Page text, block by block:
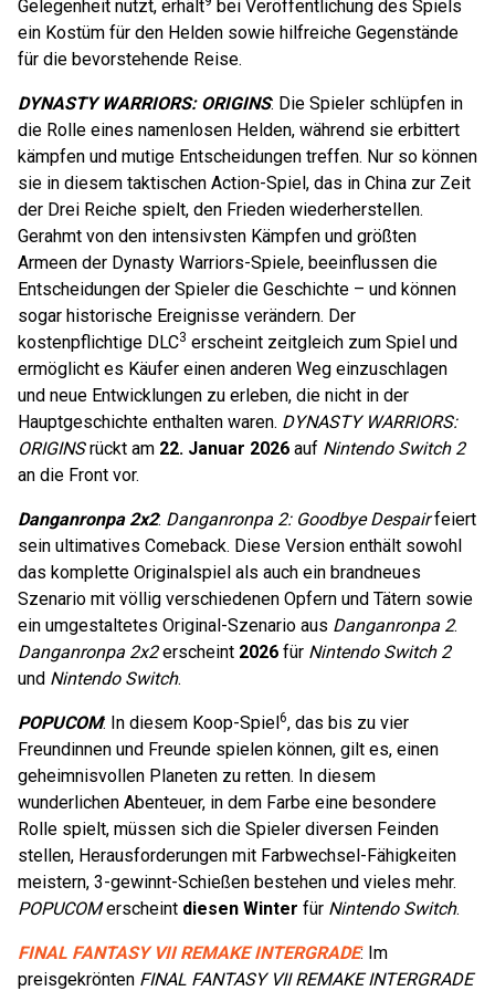
Gelegenheit nutzt, erhält
bei Veröffentlichung des Spiels
ein Kostüm für den Helden sowie hilfreiche Gegenstände
für die bevorstehende Reise.
DYNASTY WARRIORS: ORIGINS: Die Spieler schlüpfen in
die Rolle eines namenlosen Helden, während sie erbittert
kämpfen und mutige Entscheidungen treffen. Nur so können
sie in diesem taktischen Action-Spiel, das in China zur Zeit
der Drei Reiche spielt, den Frieden wiederherstellen.
Gerahmt von den intensivsten Kämpfen und größten
Armeen der Dynasty Warriors-Spiele, beeinflussen die
Entscheidungen der Spieler die Geschichte – und können
sogar historische Ereignisse verändern. Der
kostenpflichtige DLC3 erscheint zeitgleich zum Spiel und
ermöglicht es Käufer einen anderen Weg einzuschlagen
und neue Entwicklungen zu erleben, die nicht in der
Hauptgeschichte enthalten waren. DYNASTY WARRIORS:
ORIGINSrückt am 22. Januar 2026 auf Nintendo Switch 2
an die Front vor.
Danganronpa 2x2: Danganronpa 2: Goodbye Despairfeiert
sein ultimatives Comeback. Diese Version enthält sowohl
das komplette Originalspiel als auch ein brandneues
Szenario mit völlig verschiedenen Opfern und Tätern sowie
ein umgestaltetes Original-Szenario aus Danganronpa 2.
Danganronpa 2x2erscheint 2026 für Nintendo Switch 2
und Nintendo Switch.
POPUCOM: In diesem Koop-Spiel6, das bis zu vier
Freundinnen und Freunde spielen können, gilt es, einen
geheimnisvollen Planeten zu retten. In diesem
wunderlichen Abenteuer, in dem Farbe eine besondere
Rolle spielt, müssen sich die Spieler diversen Feinden
stellen, Herausforderungen mit Farbwechsel-Fähigkeiten
meistern, 3-gewinnt-Schießen bestehen und vieles mehr.
POPUCOMerscheint diesen Winter für Nintendo Switch.
FINAL FANTASY VII REMAKE INTERGRADE: Im
preisgekrönten FINAL FANTASY VII REMAKE INTERGRADE